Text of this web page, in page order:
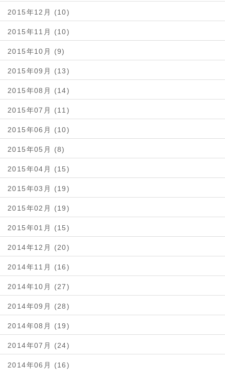
2015年12月 (10)
2015年11月 (10)
2015年10月 (9)
2015年09月 (13)
2015年08月 (14)
2015年07月 (11)
2015年06月 (10)
2015年05月 (8)
2015年04月 (15)
2015年03月 (19)
2015年02月 (19)
2015年01月 (15)
2014年12月 (20)
2014年11月 (16)
2014年10月 (27)
2014年09月 (28)
2014年08月 (19)
2014年07月 (24)
2014年06月 (16)